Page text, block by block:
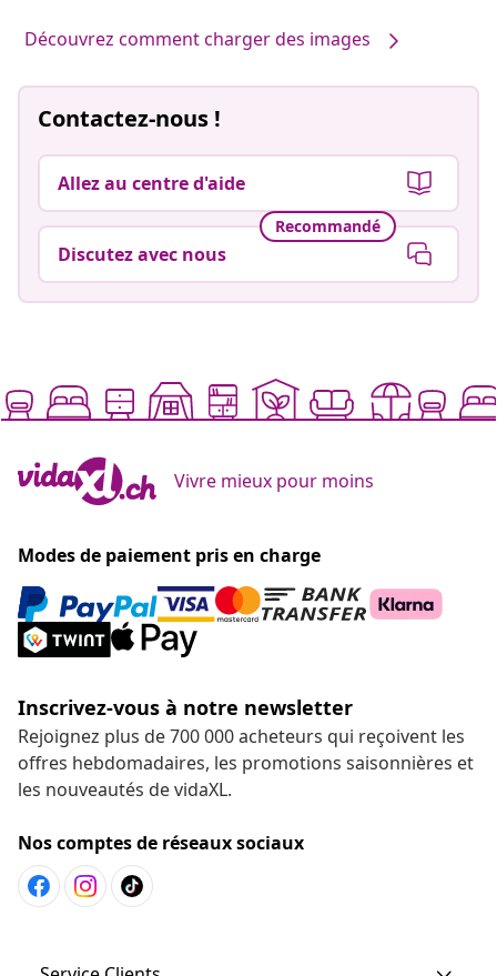
Découvrez comment charger des images
Contactez-nous !
Allez au centre d'aide
Recommandé
Discutez avec nous
Vivre mieux pour moins
Modes de paiement pris en charge
Inscrivez-vous à notre newsletter
Rejoignez plus de 700 000 acheteurs qui reçoivent les
offres hebdomadaires, les promotions saisonnières et
les nouveautés de vidaXL.
Nos comptes de réseaux sociaux